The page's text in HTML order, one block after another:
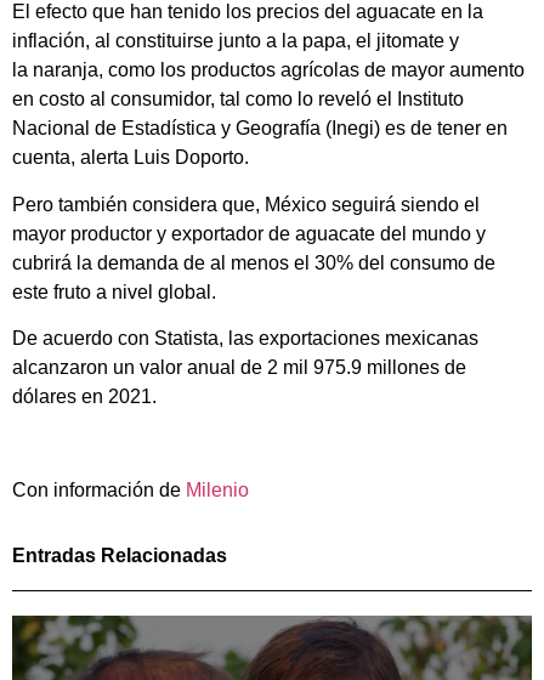
El efecto que han tenido los precios del aguacate en la
inflación, al constituirse junto a la papa, el jitomate y
la naranja, como los productos agrícolas de mayor aumento
en costo al consumidor, tal como lo reveló el Instituto
Nacional de Estadística y Geografía (Inegi) es de tener en
cuenta, alerta Luis Doporto.
Pero también considera que, México seguirá siendo el
mayor productor y exportador de aguacate del mundo y
cubrirá la demanda de al menos el 30% del consumo de
este fruto a nivel global.
De acuerdo con Statista, las exportaciones mexicanas
alcanzaron un valor anual de 2 mil 975.9 millones de
dólares en 2021.
Con información de Milenio
Entradas Relacionadas